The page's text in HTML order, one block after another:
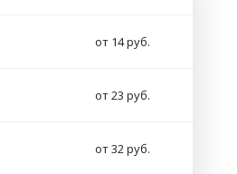
от 14 руб.
от 23 руб.
от 32 руб.